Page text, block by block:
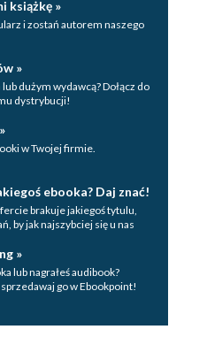
Twórczych Miernot 154
156
zestawu danych 158
LSTM 159
161
162
tekstu 164
168
169
książkę »
i zostań autorem naszego
»
dużym wydawcą? Dołącz do
dystrybucji!
w Twojej firmie.
ebooka? Daj znać!
brakuje jakiegoś tytulu,
by jak najszybciej się u nas
»
lub nagrałeś audibook?
sprzedawaj go w Ebookpoint!